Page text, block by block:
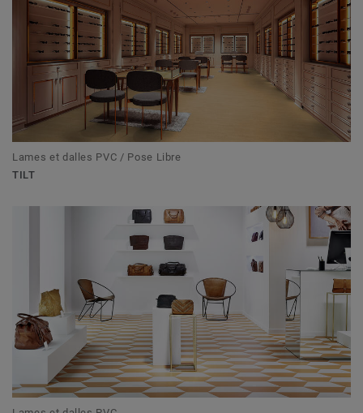
Lames et dalles PVC / Pose Libre
TILT